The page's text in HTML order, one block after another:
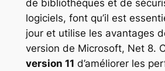
de bibliothèques et de
logiciels, font qu’il est
jour et utilise les avantages
version de Microsoft, Net 8.
version 11 d’améliorer les